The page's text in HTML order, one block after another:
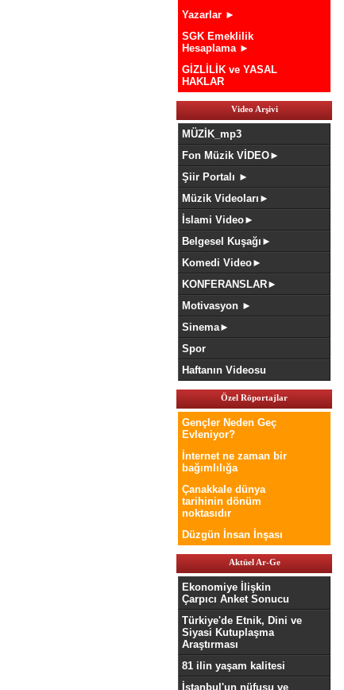
Yazarlar ►
SGK Emeklilik
Hesaplama ►
GİZLİLİK ve YASAL
HAKLAR
Video Arşivi
MÜZİK_mp3
Fon Müzik VİDEO►
Şiir Portalı ►
Müzik Videoları►
İslami Video►
Belgesel Kuşağı►
Komedi Video►
KONFERANSLAR►
Motivasyon ►
Sinema►
Spor
Haftanın Videosu
Özel Röportajlar
Gençler Neden Geç
Evleniyor?
İnternet ne zaman bir
bağımlılığa
Çanakkale dünya
tarihinin dönüm
noktasıdır
Düzgün İnsan İnşası
Aktüel Ar-Ge
Ekonomiye İlişkin
Çarpıcı Anket Sonucu
Türkiye'de Etnik, Dini ve
Siyasi Kutuplaşma
Araştırması
81 ilin yaşam kalitesi
İstanbul'un nüfusu ve